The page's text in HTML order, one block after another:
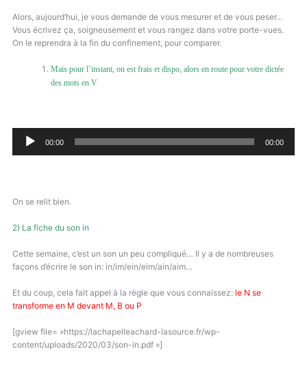
Alors, aujourd’hui, je vous demande de vous mesurer et de vous peser…
Vous écrivez ça, soigneusement et vous rangez dans votre porte-vues.
On le reprendra à la fin du confinement, pour comparer.
Mais pour l’instant, on est frais et dispo, alors en route pour votre dictée
des mots en V
Lecteur
audio
00:00 00:00
On se relit bien.
2) La fiche du son in
Cette semaine, c’est un son un peu compliqué… Il y a de nombreuses
façons d’écrire le son in: in/im/ein/eim/ain/aim…
Et du coup, cela fait appel à la règle que vous connaissez: le N se
transforme en M devant M, B ou P
[gview file= »https://lachapelleachard-lasource.fr/wp-
content/uploads/2020/03/son-in.pdf »]